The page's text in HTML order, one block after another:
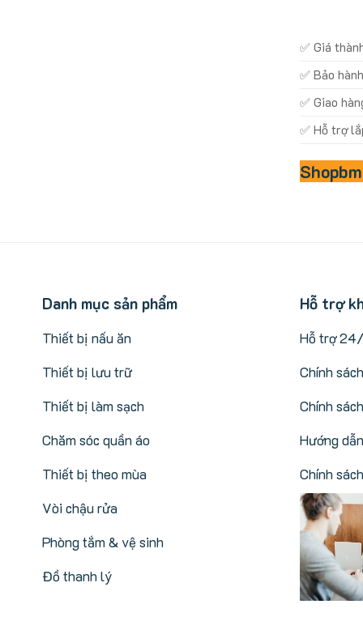
✅ Giá
✅ Bảo
✅ Giao
✅ Hỗ trợ
Danh mục sản phẩm
Thiết bị nấu ăn
Thiết bị lưu trữ
Thiết bị làm sạch
Chăm sóc quần áo
Thiết bị theo mùa
Vòi chậu rửa
Phòng tắm & vệ sinh
Đồ thanh lý
Hỗ trợ
Hỗ trợ
Chính
Chính
Hướng
Chính